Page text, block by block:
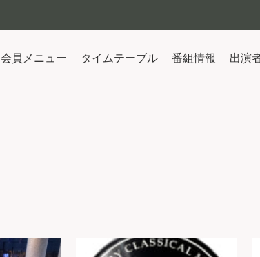
会員メニュー タイムテーブル 番組情報 出演